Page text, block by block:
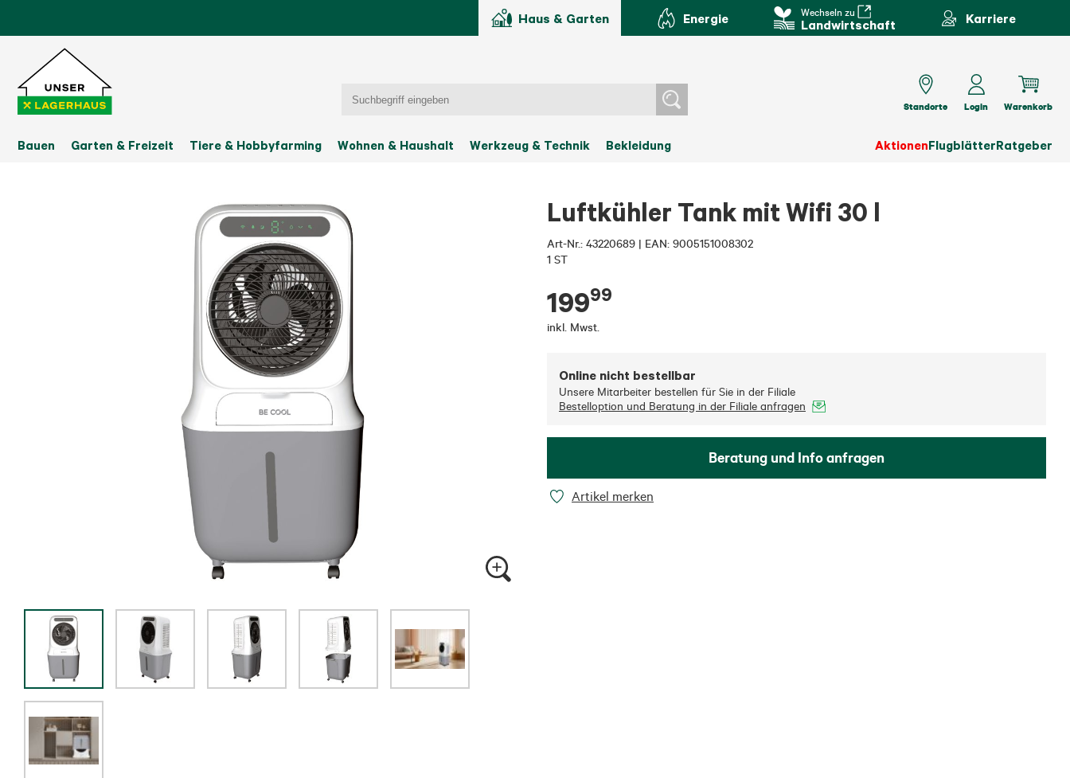
Haus & Garten Energie Wechseln zu
Landwirtschaft Karriere
Bauen Garten & Freizeit Tiere & Hobbyfarming Wohnen & Haushalt Werkzeug & Technik Bekleidung AktionenFlugblätterRatgeber
Standorte Login Warenkorb
Luftkühler Tank mit Wifi 30 l
Art-Nr.: 43220689 | EAN: 9005151008302
1 ST
19999
inkl. Mwst.
Online nicht bestellbar
Unsere Mitarbeiter bestellen für Sie in der Filiale
Bestelloption und Beratung in der Filiale anfragen
Beratung und Info anfragen
Artikel merken